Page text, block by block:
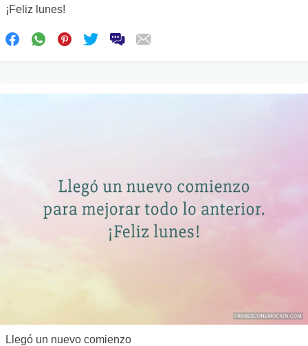
¡Feliz lunes!
Llegó un nuevo comienzo